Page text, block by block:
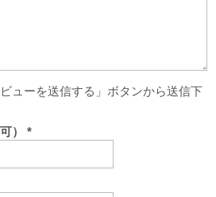
ューを送信する」ボタンから送信下
） *